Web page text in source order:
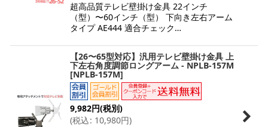
超高品質テレビ壁掛け金具 22インチ
（型）〜60インチ（型） 下向き左右アーム
タイプ AE444 適合チェック…
【26〜65型対応】汎用テレビ壁掛け金具 上
下左右角度調節ロングアーム - NPLB-157M
[NPLB-157M]
9,982円(税別)
(税込: 10,980円)